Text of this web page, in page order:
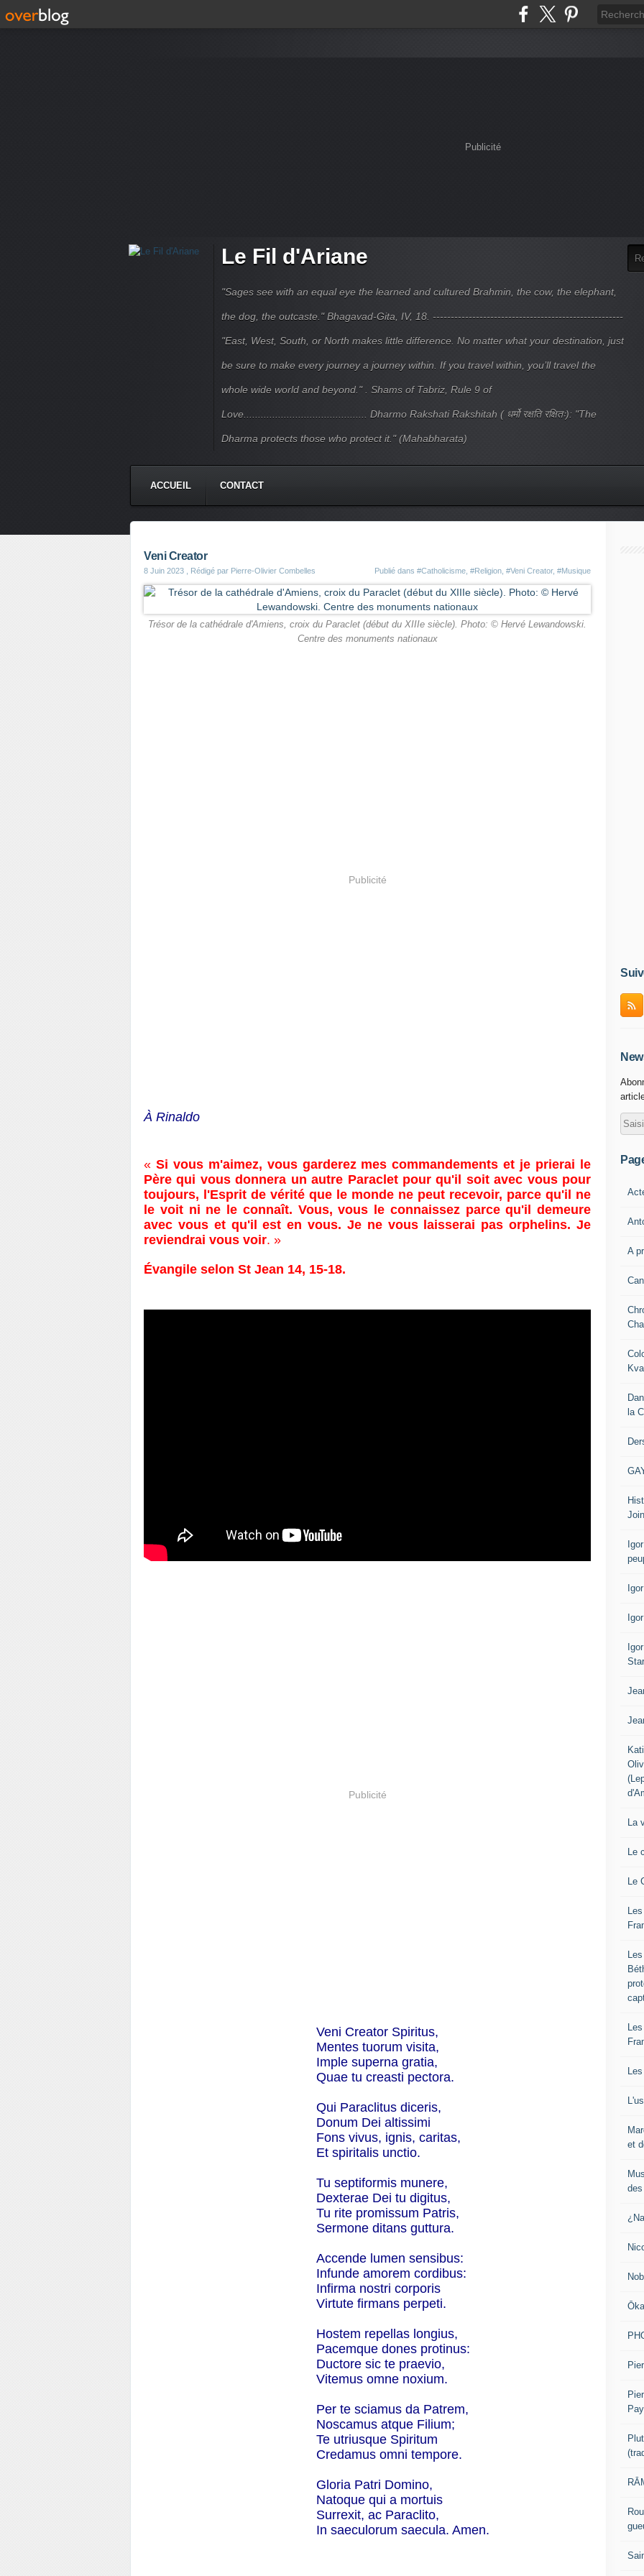
Publicité
Le Fil d'Ariane
"Sages see with an equal eye the learned and cultured Brahmin, the cow, the elephant,
the dog, the outcaste." Bhagavad-Gita, IV, 18. -----------------------------------------------------
"East, West, South, or North makes little difference. No matter what your destination, just
be sure to make every journey a journey within. If you travel within, you’ll travel the
whole wide world and beyond." . Shams of Tabriz, Rule 9 of
Love........................................... Dharmo Rakshati Rakshitah ( धर्मो रक्षति रक्षितः): "The
Dharma protects those who protect it." (Mahabharata)
ACCUEIL CONTACT
Veni Creator
8 Juin 2023 , Rédigé par Pierre-Olivier Combelles Publié dans #Catholicisme #Religion #Veni Creator, #Musique
Trésor de la cathédrale d'Amiens, croix du Paraclet (début du XIIIe siècle). Photo: © Hervé Lewandowski.
Centre des monuments nationaux
Publicité
À Rinaldo
« Si vous m'aimez, vous garderez mes commandements et je prierai le
Père qui vous donnera un autre Paraclet pour qu'il soit avec vous pour
toujours, l'Esprit de vérité que le monde ne peut recevoir, parce qu'il ne
le voit ni ne le connaît. Vous, vous le connaissez parce qu'il demeure
avec vous et qu'il est en vous. Je ne vous laisserai pas orphelins. Je
reviendrai vous voir. »
Évangile selon St Jean 14, 15-18.
Publicité
Veni Creator Spiritus,
Mentes tuorum visita,
Imple superna gratia,
Quae tu creasti pectora.
Qui Paraclitus diceris,
Donum Dei altissimi
Fons vivus, ignis, caritas,
Et spiritalis unctio.
Tu septiformis munere,
Dexterae Dei tu digitus,
Tu rite promissum Patris,
Sermone ditans guttura.
Accende lumen sensibus:
Infunde amorem cordibus:
Infirma nostri corporis
Virtute firmans perpeti.
Hostem repellas longius,
Pacemque dones protinus:
Ductore sic te praevio,
Vitemus omne noxium.
Per te sciamus da Patrem,
Noscamus atque Filium;
Te utriusque Spiritum
Credamus omni tempore.
Gloria Patri Domino,
Natoque qui a mortuis
Surrexit, ac Paraclito,
In saeculorum saecula. Amen.
A
la
La
Le
Le
et
des